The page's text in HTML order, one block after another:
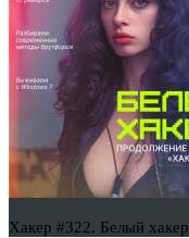
Хакер #322. Белый хакер